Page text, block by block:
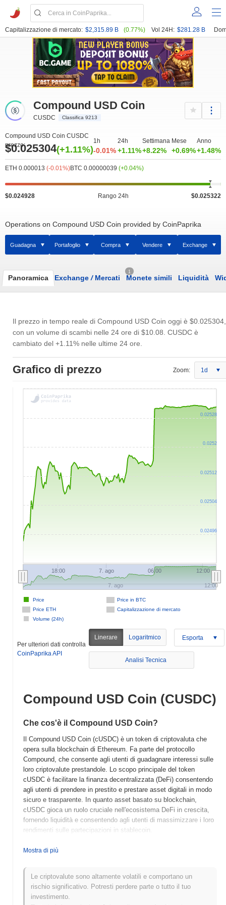
Capitalizzazione di mercato: $2,315.89 B (0.77%) Vol 24H: $281.28 B
Compound USD Coin
CUSDC Classifica 9213
Compound USD Coin CUSDC
prezzo:
$0.025304(+1.11%)
1h
-0.01%
24h
+1.11%
Settimana
+8.22%
Mese
+0.69%
Anno
+1.48%
ETH 0.000013 (-0.01%)BTC 0.00000039 (+0.04%)
$0.024928 Rango 24h $0.025322
Operations on Compound USD Coin provided by CoinPaprika
Guadagna Portafoglio Compra Vendere Exchange
Panoramica Exchange /Mercati
1
Monete simili Liquidità
Il prezzo in tempo reale di Compound USD Coin oggi è $0.025304
con un volume di scambi nelle 24 ore di $10.08 . CUSDC è
cambiato del +1.11% nelle ultime 24 ore.
Grafico di prezzo Zoom: 1d
18:00 7. ago 06:00 12:00
Price in BTC
Price ETH
Capitalizzazione di mercato
Volume (24h)
Price
7. ago 12:00
0.02496
0.02504
0.02512
0.0252
0.02528
Per ulteriori dati controlla
CoinPaprika API
Linerare Logaritmico Esporta
Analisi Tecnica
Compound USD Coin (CUSDC)
Che cos'è il Compound USD Coin?
Il Compound USD Coin (cUSDC) è un token di criptovaluta che
opera sulla blockchain di Ethereum. Fa parte del protocollo
Compound, che consente agli utenti di guadagnare interessi sulle
loro criptovalute prestandole. Lo scopo principale del token
cUSDC è facilitare la finanza decentralizzata (DeFi) consentendo
agli utenti di prendere in prestito e prestare asset digitali in modo
sicuro e trasparente. In quanto asset basato su blockchain,
cUSDC gioca un ruolo cruciale nell'ecosistema DeFi in crescita,
fornendo liquidità e consentendo agli utenti di massimizzare i loro
rendimenti sulle partecipazioni in stablecoin.
Quando e come è iniziato il Compound USD Coin?
parte del protocollo Compound, sviluppato da Compound Labs,
fondata da Robert Leshner e Geoffrey Hayes. Il protocollo
consente agli utenti di prestare e prendere in prestito criptovalute,
Mostra di più
Le criptovalute sono altamente volatili e comportano un
rischio significativo. Potresti perdere parte o tutto il tuo
investimento.